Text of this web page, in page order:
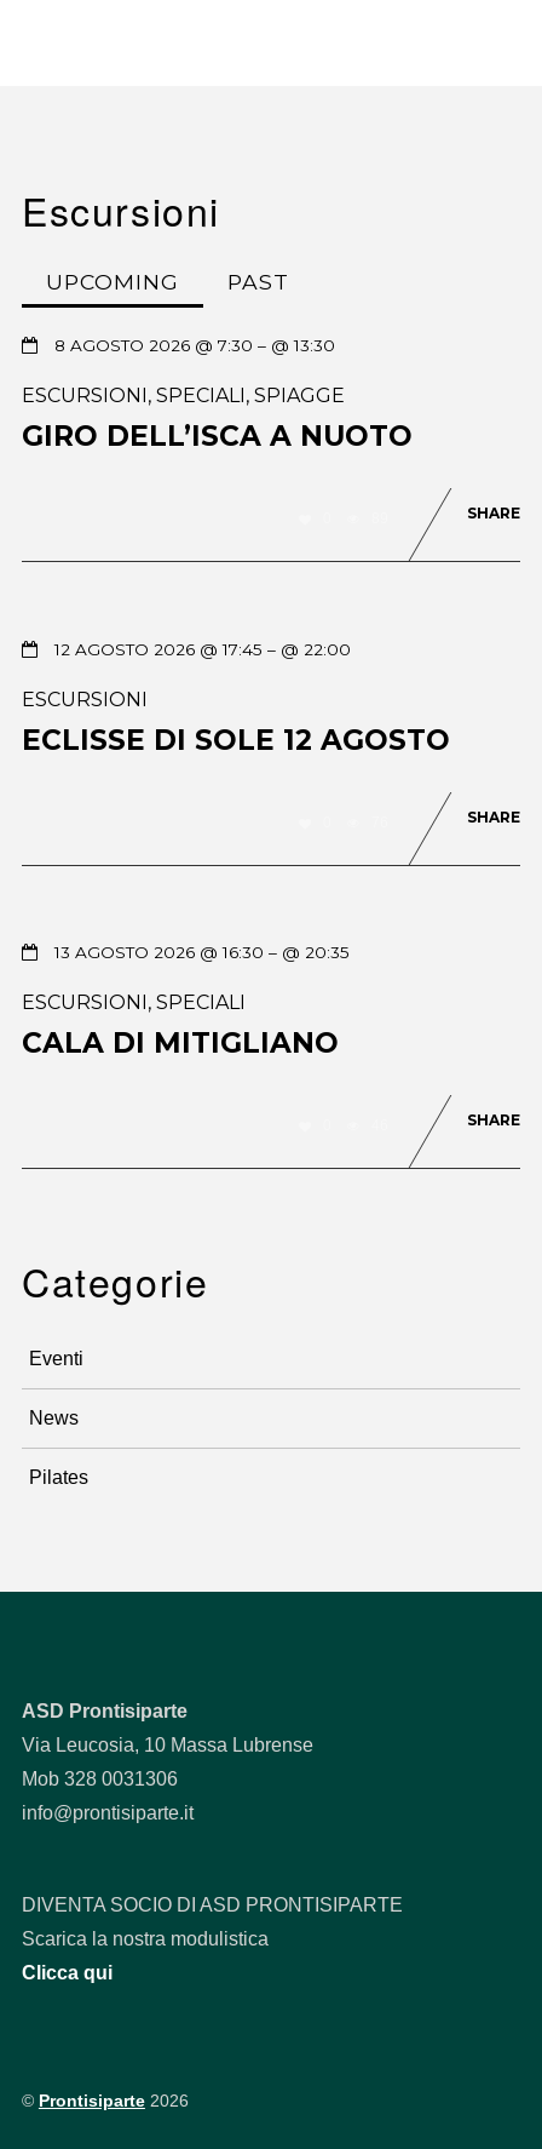
Escursioni
UPCOMING PAST
8 AGOSTO 2026 @ 7:30 – @ 13:30
ESCURSIONI , SPECIALI , SPIAGGE
GIRO DELL’ISCA A NUOTO
SHARE
12 AGOSTO 2026 @ 17:45 – @ 22:00
ESCURSIONI
ECLISSE DI SOLE 12 AGOSTO
SHARE
13 AGOSTO 2026 @ 16:30 – @ 20:35
ESCURSIONI, SPECIALI
CALA DI MITIGLIANO
SHARE
Categorie
Eventi
News
Pilates
ASD Prontisiparte
Via Leucosia, 10 Massa Lubrense
Mob 328 0031306
info@prontisiparte.it
DIVENTA SOCIO DI ASD PRONTISIPARTE
Scarica la nostra modulistica
Clicca qui
© Prontisiparte2026